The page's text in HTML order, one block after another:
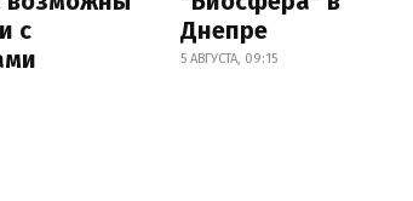
с
Днепре
5 АВГУСТА, 09:15